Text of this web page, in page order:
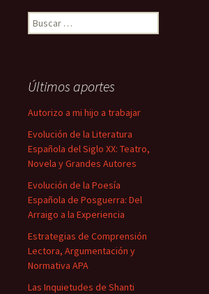
Buscar:
Últimos aportes
Autorizo a mi hijo a trabajar
Evolución de la Literatura
Española del Siglo XX: Teatro,
Novela y Grandes Autores
Evolución de la Poesía
Española de Posguerra: Del
Arraigo a la Experiencia
Estrategias de Comprensión
Lectora, Argumentación y
Normativa APA
Las Inquietudes de Shanti